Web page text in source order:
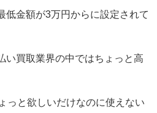
低金額が3万円からに設定されて
い買取業界の中ではちょっと高
っと欲しいだけなのに使えない